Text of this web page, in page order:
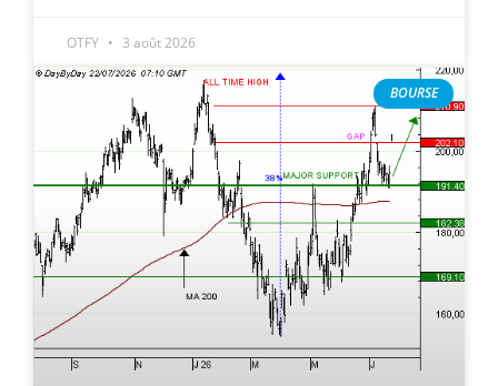
OTFY 3 août 2026
BOURSE